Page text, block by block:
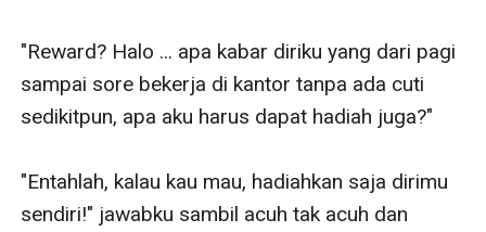
"Reward? Halo ... apa kabar diriku yang dari pagi
sampai sore bekerja di kantor tanpa ada cuti
sedikitpun, apa aku harus dapat hadiah juga?"
"Entahlah, kalau kau mau, hadiahkan saja dirimu
sendiri!" jawabku sambil acuh tak acuh dan